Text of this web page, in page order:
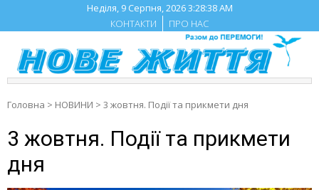
content
Неділя, 9 Серпня, 20263:28:39 AM
КОНТАКТИ
ПРО НАС
Головна > НОВИНИ > 3 жовтня. Події та прикмети дня
3 жовтня. Події та прикмети
дня